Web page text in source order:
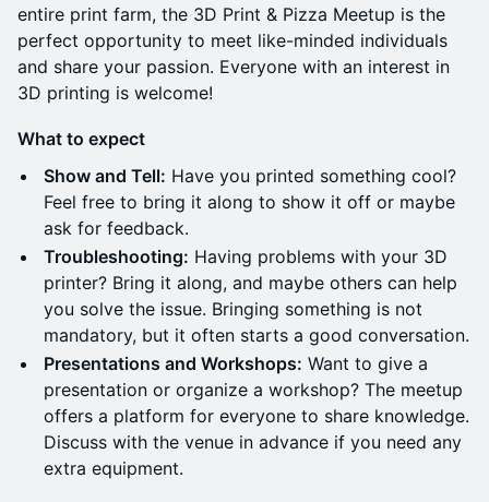
entire print farm, the 3D Print & Pizza Meetup is the
perfect opportunity to meet like-minded individuals
and share your passion. Everyone with an interest in
3D printing is welcome!
What to expect
Show and Tell: Have you printed something cool?
Feel free to bring it along to show it off or maybe
ask for feedback.
Troubleshooting: Having problems with your 3D
printer? Bring it along, and maybe others can help
you solve the issue. Bringing something is not
mandatory, but it often starts a good conversation.
Presentations and Workshops: Want to give a
presentation or organize a workshop? The meetup
offers a platform for everyone to share knowledge.
Discuss with the venue in advance if you need any
extra equipment.